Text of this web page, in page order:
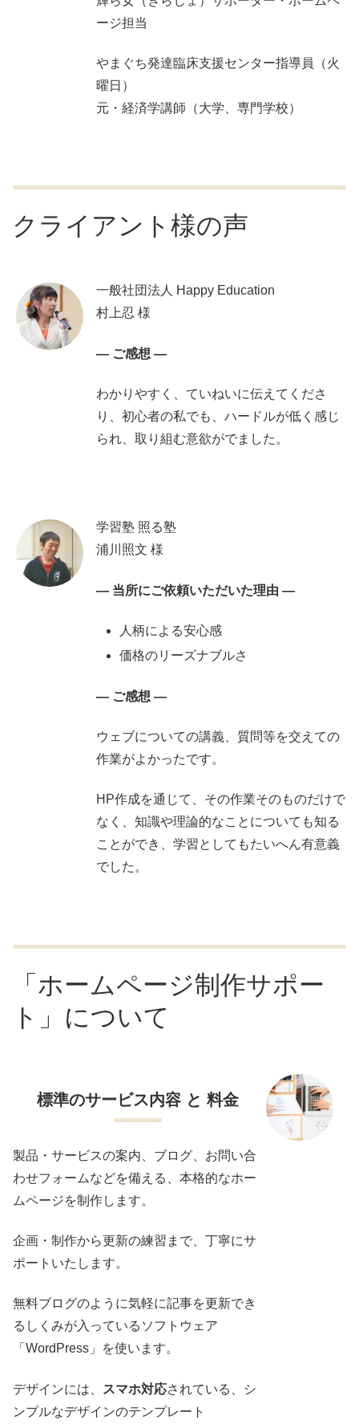
ージ担当
やまぐち発達臨床支援センター指導員（火
曜日）
元・経済学講師（大学、専門学校）
クライアント様の声
一般社団法人 Happy Education
村上忍 様
— ご感想 —
わかりやすく、ていねいに伝えてくださ
り、初心者の私でも、ハードルが低く感じ
られ、取り組む意欲がでました。
学習塾 照る塾
浦川照文 様
— 当所にご依頼いただいた理由 —
人柄による安心感
価格のリーズナブルさ
— ご感想 —
ウェブについての講義、質問等を交えての
作業がよかったです。
HP作成を通じて、その作業そのものだけで
なく、知識や理論的なことについても知る
ことができ、学習としてもたいへん有意義
でした。
「ホームページ制作サポー
ト」について
標準のサービス内容 と 料金
製品・サービスの案内、ブログ、お問い合
わせフォームなどを備える、本格的なホー
ムページを制作します。
企画・制作から更新の練習まで、丁寧にサ
ポートいたします。
無料ブログのように気軽に記事を更新でき
るしくみが入っているソフトウェア
「WordPress」を使います。
デザインには、 スマホ対応されている、シ
ンプルなデザインのテンプレート